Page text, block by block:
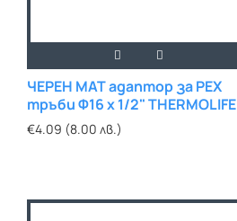
ЧЕРЕН МАТ адаптор за PEX
тръби Ф16 х 1/2" THERMOLIFE
€4.09 (8.00 лв.)